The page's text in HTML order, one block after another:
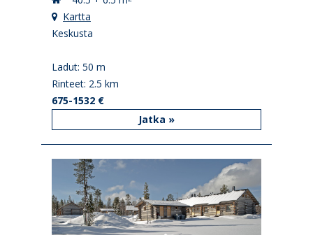
Kartta
Keskusta
Ladut: 50 m
Rinteet: 2.5 km
675-1532 €
Jatka »